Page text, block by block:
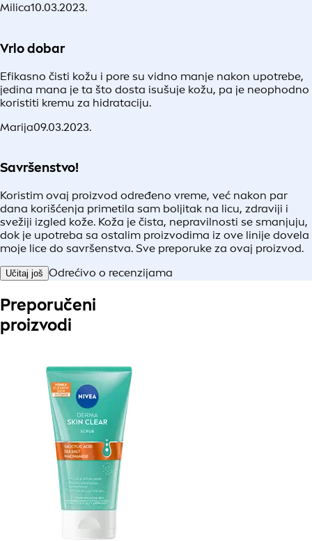
Milica10.03.2023.
Vrlo dobar
Efikasno čisti kožu i pore su vidno manje nakon upotrebe,
jedina mana je ta što dosta isušuje kožu, pa je neophodno
koristiti kremu za hidrataciju.
Marija09.03.2023.
Savršenstvo!
Koristim ovaj proizvod određeno vreme, već nakon par
dana korišćenja primetila sam boljitak na licu, zdraviji i
svežiji izgled kože. Koža je čista, nepravilnosti se smanjuju,
dok je upotreba sa ostalim proizvodima iz ove linije dovela
moje lice do savršenstva. Sve preporuke za ovaj proizvod.
Učitaj još Odrećivo o recenzijama
Preporučeni
proizvodi